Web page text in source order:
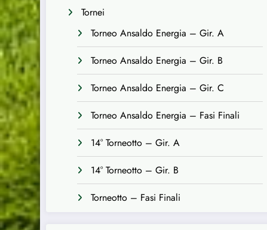
Tornei
Torneo Ansaldo Energia – Gir. A
Torneo Ansaldo Energia – Gir. B
Torneo Ansaldo Energia – Gir. C
Torneo Ansaldo Energia – Fasi Finali
14° Torneotto – Gir. A
14° Torneotto – Gir. B
Torneotto – Fasi Finali